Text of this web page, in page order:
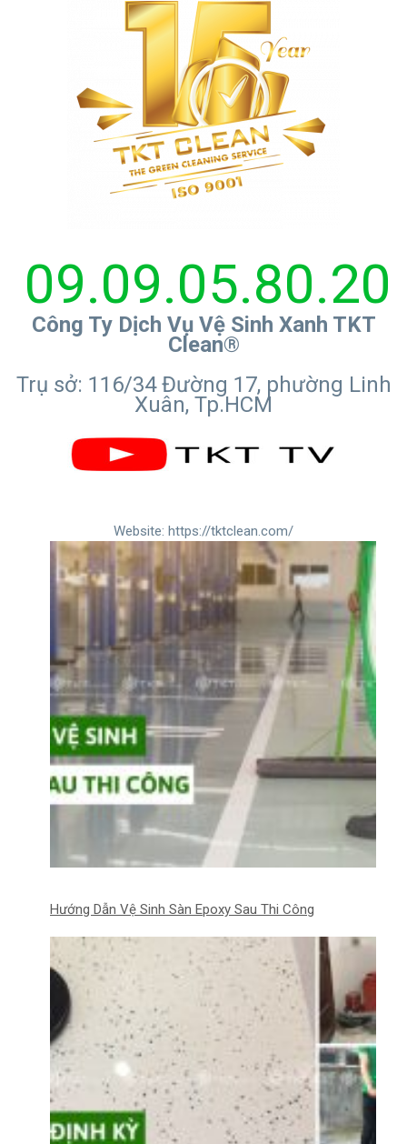
09.09.05.80.20
Công Ty Dịch Vụ Vệ Sinh Xanh TKT
Clean®
Trụ sở: 116/34 Đường 17, phường Linh
Xuân, Tp.HCM
Website: https://tktclean.com/
Hướng Dẫn Vệ Sinh Sàn Epoxy Sau Thi Công